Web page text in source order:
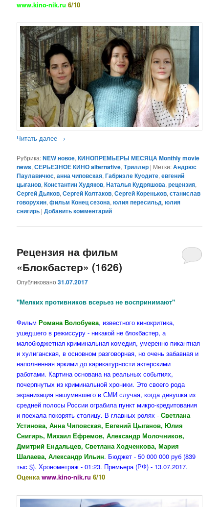
www.kino-nik.ru 6/10
Читать далее →
Рубрика:NEW новое,КИНОПРЕМЬЕРЫ МЕСЯЦА Monthly movie
news,СЕРЬЕЗНОЕ КИНО alternative,Триллер | Метки:Андрюс
Паулавичюс,анна чиповская,Габриэле Куодите,евгений
цыганов,Константин Худяков,Наталья Кудряшова,рецензия,
Сергей Дьяков,Сергей Колтаков,Сергей Кореньков,станислав
говорухин,фильм Конец сезона,юлия пересильд,юлия
снигирь |Добавить комментарий
Рецензия на фильм
«Блокбастер» (1626)
Опубликовано31.07.2017
"Мелких противников всерьез не воспринимают"
ФильмРомана Волобуева, известного кинокритика,
ушедшего в режиссуру - никакой не блокбастер, а
малобюджетная криминальная комедия, умеренно пикантная
и хулиганская, в основном разговорная, но очень забавная и
наполненная яркими до карикатурности актерскими
работами. Картина основана на реальных событиях,
почерпнутых из криминальной хроники. Это своего рода
экранизация нашумевшего в СМИ случая, когда девушка из
средней полосы России ограбила пункт микро-кредитования
и поехала покорять столицу. В главных ролях - Светлана
Устинова, Анна Чиповская, Евгений Цыганов, Юлия
Снигирь, Михаил Ефремов, Александр Молочников,
Дмитрий Ендальцев, Светлана Ходченкова, Мария
Шалаева, Александр Ильин. Бюджет - 50 000 000 руб (839
тыс $). Хронометраж - 01:23. Премьера (РФ) - 13.07.2017.
Оценкаwww.kino-nik.ru 6/10